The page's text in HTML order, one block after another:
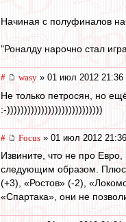
Начиная с полуфиналов
"Роналду нарочно стал
# wasy » 01 июл 2012 21:36
Не только петросян, но
:-))))))))))))))))))))))))))))
# Focus » 01 июл 2012 21:36
Извините, что не про
следующим образом.
(+3), «Ростов» (-2),
«Спартака», они не